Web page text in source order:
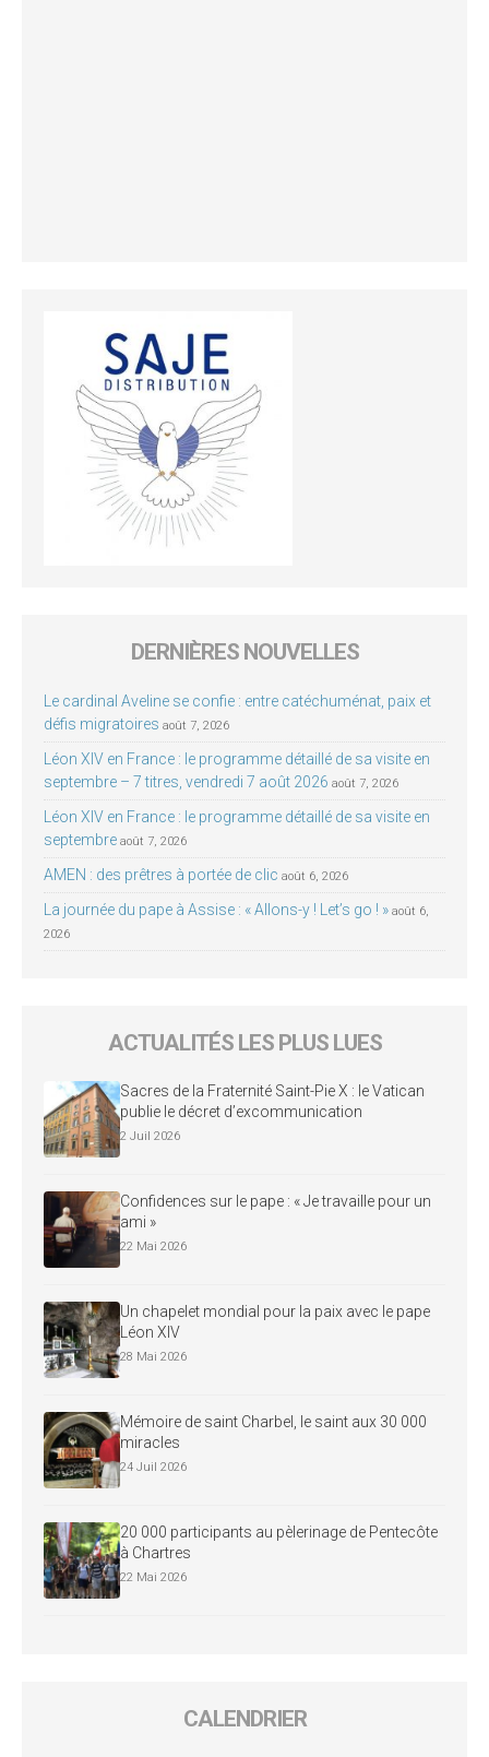
DERNIÈRES NOUVELLES
Le cardinal Aveline se confie : entre catéchuménat, paix et
défis migratoires août 7, 2026
Léon XIV en France : le programme détaillé de sa visite en
septembre – 7 titres, vendredi 7 août 2026 août 7, 2026
Léon XIV en France : le programme détaillé de sa visite en
septembre août 7, 2026
AMEN : des prêtres à portée de clic août 6, 2026
La journée du pape à Assise : « Allons-y ! Let’s go ! » août 6,
2026
ACTUALITÉS LES PLUS LUES
Sacres de la Fraternité Saint-Pie X : le Vatican
publie le décret d’excommunication
2 Juil 2026
Confidences sur le pape : « Je travaille pour un
ami »
22 Mai 2026
Un chapelet mondial pour la paix avec le pape
Léon XIV
28 Mai 2026
Mémoire de saint Charbel, le saint aux 30 000
miracles
24 Juil 2026
20 000 participants au pèlerinage de Pentecôte
à Chartres
22 Mai 2026
CALENDRIER